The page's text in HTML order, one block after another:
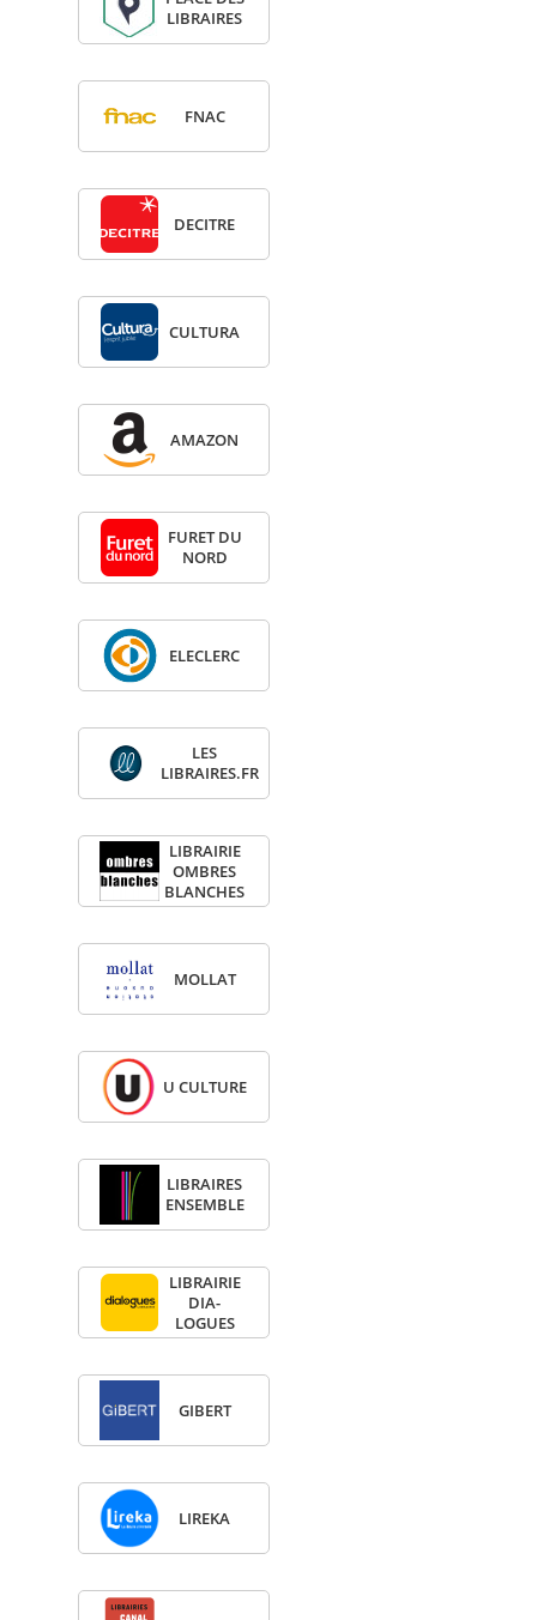
LIBRAIRES
FNAC
DECITRE
CULTURA
AMA­ZON
FURET DU
NORD
ELE­CLERC
LES
LIBRAIRES.FR
LIBRAI­RIE
OMBRES
BLANCHES
MOL­LAT
U CULTURE
LIBRAIRES
ENSEMBLE
LIBRAI­RIE
DIA­
LOGUES
GIBERT
LIREKA